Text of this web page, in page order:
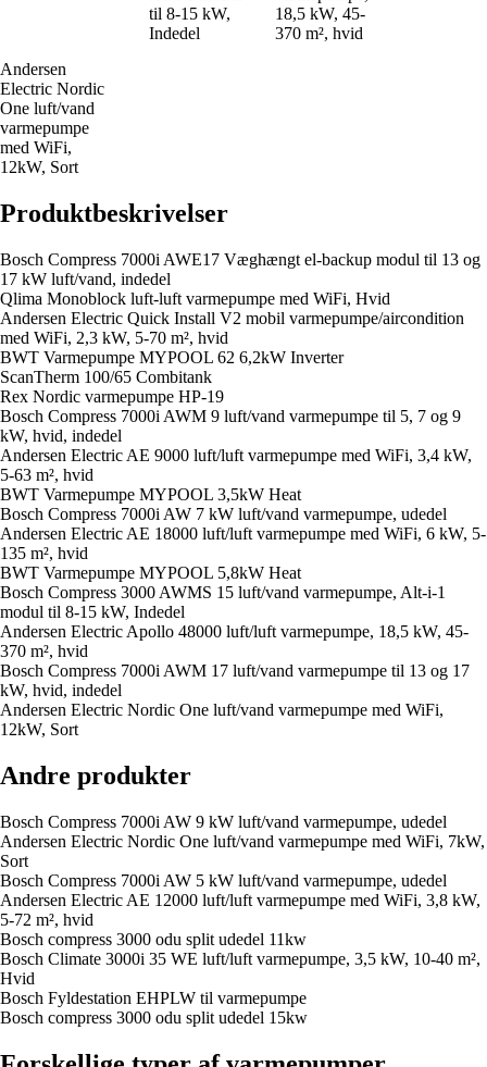
til 8-15 kW,
Indedel
18,5 kW, 45-
370 m², hvid
Andersen
Electric Nordic
One luft/vand
varmepumpe
med WiFi,
12kW, Sort
Produktbeskrivelser
Bosch Compress 7000i AWE17 Væghængt el-backup modul til 13 og
17 kW luft/vand, indedel
Qlima Monoblock luft-luft varmepumpe med WiFi, Hvid
Andersen Electric Quick Install V2 mobil varmepumpe/aircondition
med WiFi, 2,3 kW, 5-70 m², hvid
BWT Varmepumpe MYPOOL 62 6,2kW Inverter
ScanTherm 100/65 Combitank
Rex Nordic varmepumpe HP-19
Bosch Compress 7000i AWM 9 luft/vand varmepumpe til 5, 7 og 9
kW, hvid, indedel
Andersen Electric AE 9000 luft/luft varmepumpe med WiFi, 3,4 kW,
5-63 m², hvid
BWT Varmepumpe MYPOOL 3,5kW Heat
Bosch Compress 7000i AW 7 kW luft/vand varmepumpe, udedel
Andersen Electric AE 18000 luft/luft varmepumpe med WiFi, 6 kW, 5-
135 m², hvid
BWT Varmepumpe MYPOOL 5,8kW Heat
Bosch Compress 3000 AWMS 15 luft/vand varmepumpe, Alt-i-1
modul til 8-15 kW, Indedel
Andersen Electric Apollo 48000 luft/luft varmepumpe, 18,5 kW, 45-
370 m², hvid
Bosch Compress 7000i AWM 17 luft/vand varmepumpe til 13 og 17
kW, hvid, indedel
Andersen Electric Nordic One luft/vand varmepumpe med WiFi,
12kW, Sort
Andre produkter
Bosch Compress 7000i AW 9 kW luft/vand varmepumpe, udedel
Andersen Electric Nordic One luft/vand varmepumpe med WiFi, 7kW,
Sort
Bosch Compress 7000i AW 5 kW luft/vand varmepumpe, udedel
Andersen Electric AE 12000 luft/luft varmepumpe med WiFi, 3,8 kW,
5-72 m², hvid
Bosch compress 3000 odu split udedel 11kw
Bosch Climate 3000i 35 WE luft/luft varmepumpe, 3,5 kW, 10-40 m²,
Hvid
Bosch Fyldestation EHPLW til varmepumpe
Bosch compress 3000 odu split udedel 15kw